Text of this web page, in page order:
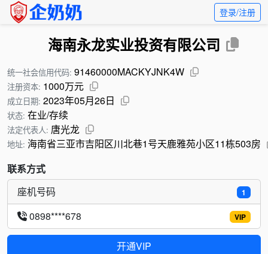
登录/注册
海南永龙实业投资有限公司
统一社会信用代码: 91460000MACKYJNK4W
注册资本: 1000万元
成立日期: 2023年05月26日
状态: 在业/存续
法定代表人: 唐光龙
地址: 海南省三亚市吉阳区川北巷1号天鹿雅苑小区11栋503房
联系方式
1
座机号码
VIP
0898****678
开通VIP